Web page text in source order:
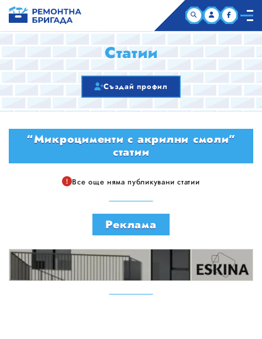
НАЧАЛО
КОМПАНИИ
ЗА НАС
Статии
Създай профил
“Микроцименти с акрилни смоли”
статии
Все още няма публикувани статии
Реклама